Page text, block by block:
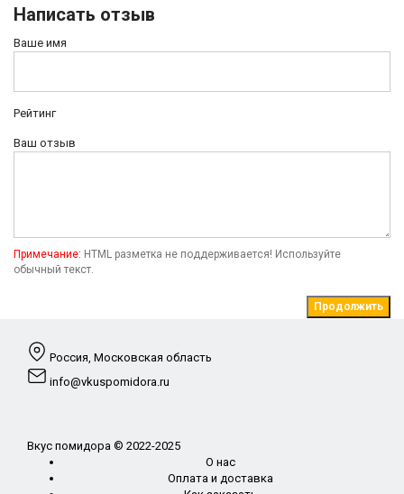
Написать отзыв
Ваше имя
Рейтинг
Ваш отзыв
Примечание: HTML разметка не поддерживается! Используйте
обычный текст.
Продолжить
Россия, Московская область
info@vkuspomidora.ru
Вкус помидора © 2022-2025
О нас
Оплата и доставка